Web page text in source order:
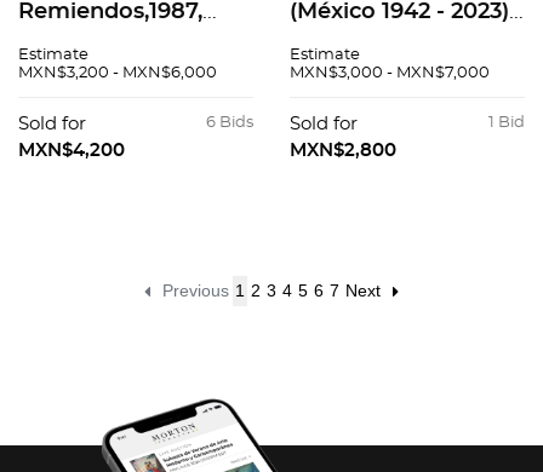
Remiendos,1987,
papel., 78 x 98 cm
Estimate
MXN$3,200 - MXN$6,000
6 Bids
Sold for
MXN$4,200
(México 1942 - 2023),
firmado y fechado
Estimate
MXN$3,000 - MXN$7,000
1 Bid
Sold for
MXN$2,800
Previous 1 2 3 4 5 6 7 Next